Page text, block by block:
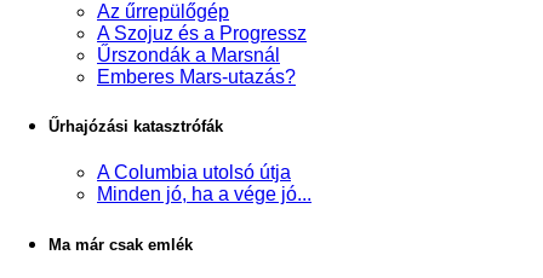
Az űrrepülőgép
A Szojuz és a Progressz
Űrszondák a Marsnál
Emberes Mars-utazás?
Űrhajózási katasztrófák
A Columbia utolsó útja
Minden jó, ha a vége jó...
Ma már csak emlék